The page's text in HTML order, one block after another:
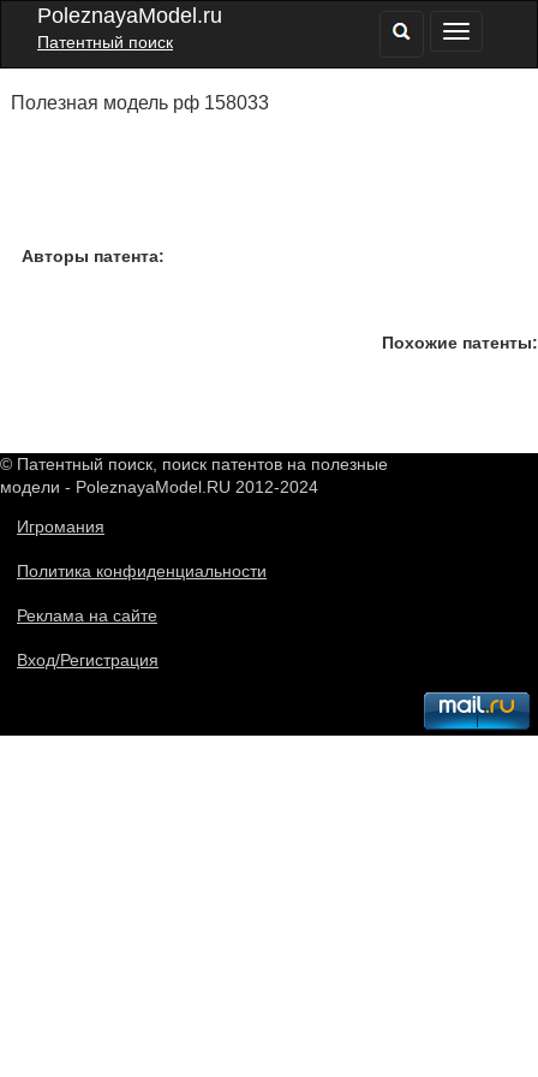
PoleznayaModel.ru
Патентный поиск
Полезная модель рф 158033
Авторы патента:
Похожие патенты:
© Патентный поиск, поиск патентов на полезные
модели - PoleznayaModel.RU 2012-2024
Игромания
Политика конфиденциальности
Реклама на сайте
Вход/Регистрация